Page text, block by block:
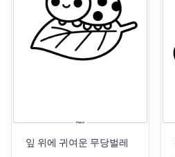
잎 위에 귀여운 무당벌레